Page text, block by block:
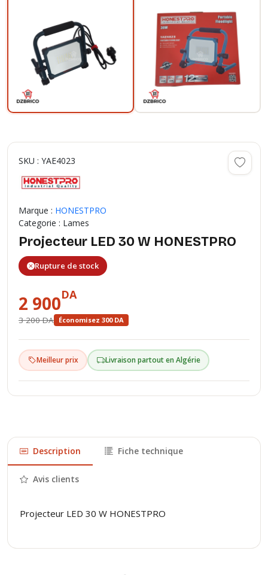
SKU : YAE4023
Marque : HONESTPRO
Categorie : Lames
Projecteur LED 30 W HONESTPRO
Rupture de stock
2 900DA
3 200 DA Économisez 300 DA
Meilleur prix Livraison partout en Algérie
Description Fiche technique
Avis clients
Projecteur LED 30 W HONESTPRO